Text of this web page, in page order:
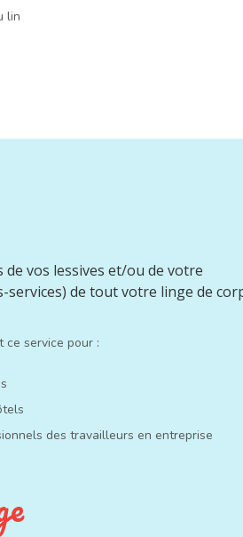
lin
vos lessives et/ou de votre
services) de tout votre linge de
ce service pour :
des travailleurs en entreprise